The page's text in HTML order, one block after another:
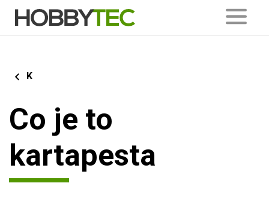
K
Co je to
kartapesta